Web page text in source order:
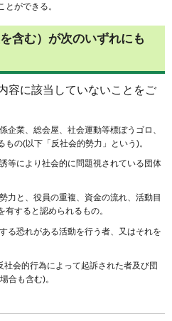
ができる。
含む）が次のいずれにも
容に該当していないことをご
業、総会屋、社会運動等標ぼうゴロ、
の(以下「反社会的勢力」という)。
により社会的に問題視されている団体
と、役員の重複、資金の流れ、活動目
有すると認められるもの。
恐れがある活動を行う者、又はそれを
会的行為によって起訴された者及び団
合も含む)。